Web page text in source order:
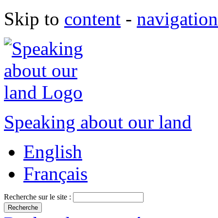
Skip to content - navigation
Speaking about our land
English
Français
Recherche sur le site :